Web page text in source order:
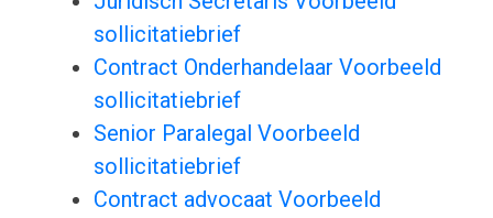
sollicitatiebrief
Contract Onderhandelaar Voorbeeld
sollicitatiebrief
Senior Paralegal Voorbeeld
sollicitatiebrief
Contract advocaat Voorbeeld